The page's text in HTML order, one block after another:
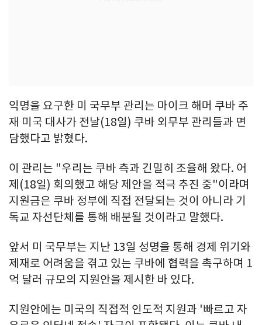
익명을 요구한 미 국무부 관리는 마이크 해머 쿠바 주
재 미국 대사가 전날(18일) 쿠바 외무부 관리들과 면
담했다고 밝혔다.
이 관리는 "우리는 쿠바 측과 긴밀히 조율해 왔다. 어
제(18일) 회의했고 해당 제안을 적극 추진 중"이라며
지원금은 쿠바 정부에 직접 전달되는 것이 아니라 기
독교 자선단체를 통해 배분될 것이라고 말했다.
앞서 미 국무부는 지난 13일 성명을 통해 경제 위기와
제재로 어려움을 겪고 있는 쿠바에 협력을 촉구하며 1
억 달러 규모의 지원안을 제시한 바 있다.
지원안에는 미국의 직접적 인도적 지원과 '빠르고 자